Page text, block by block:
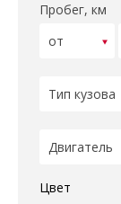
Пробег, км
Цвет